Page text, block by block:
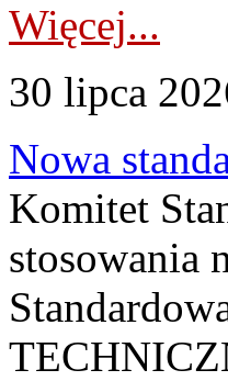
Więcej...
30 lipca
Nowa
Komitet
stosowania